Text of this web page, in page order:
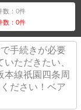
数：0件
数：0件
手続きが必要
ただきたい、
本線祇園四条周
ださい！ベア